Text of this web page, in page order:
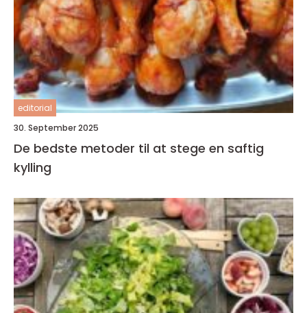
editorial
30. September 2025
De bedste metoder til at stege en saftig
kylling